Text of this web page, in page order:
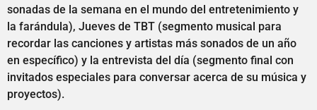
sonadas de la semana en el mundo del entretenimiento y
la farándula), Jueves de TBT (segmento musical para
recordar las canciones y artistas más sonados de un año
en específico) y la entrevista del día (segmento final con
invitados especiales para conversar acerca de su música y
proyectos).